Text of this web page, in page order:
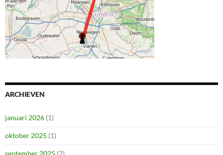
ARCHIEVEN
januari 2026 (1)
oktober 2025 (1)